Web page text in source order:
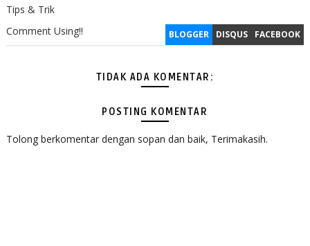
Tips & Trik
BLOGGER DISQUS FACEBOOK
Comment Using!!
TIDAK ADA KOMENTAR:
POSTING KOMENTAR
Tolong berkomentar dengan sopan dan baik, Terimakasih.